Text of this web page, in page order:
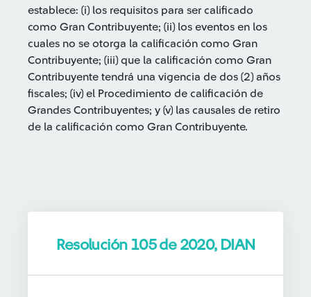
establece: (i) los requisitos para ser calificado
como Gran Contribuyente; (ii) los eventos en los
cuales no se otorga la calificación como Gran
Contribuyente; (iii) que la calificación como Gran
Contribuyente tendrá una vigencia de dos (2) años
fiscales; (iv) el Procedimiento de calificación de
Grandes Contribuyentes; y (v) las causales de retiro
de la calificación como Gran Contribuyente.
Resolución 105 de 2020, DIAN